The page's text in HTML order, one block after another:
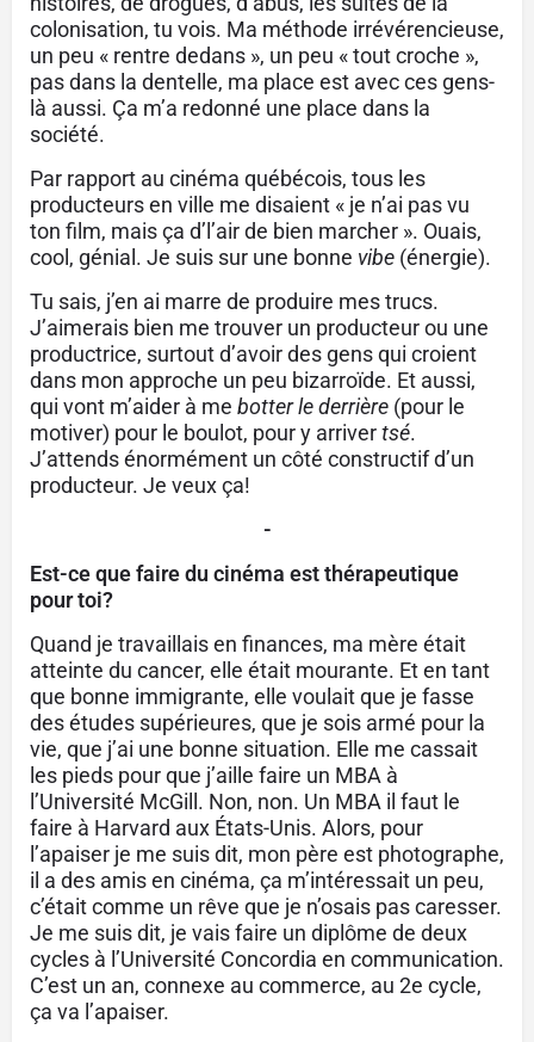
colonisation, tu vois. Ma méthode irrévérencieuse,
un peu « rentre dedans », un peu « tout croche »,
pas dans la dentelle, ma place est avec ces gens-
là aussi. Ça m’a redonné une place dans la
société.
Par rapport au cinéma québécois, tous les
producteurs en ville me disaient « je n’ai pas vu
ton film, mais ça d’l’air de bien marcher ». Ouais,
cool, génial. Je suis sur une bonne vibe (énergie).
Tu sais, j’en ai marre de produire mes trucs.
J’aimerais bien me trouver un producteur ou une
productrice, surtout d’avoir des gens qui croient
dans mon approche un peu bizarroïde. Et aussi,
qui vont m’aider à me botter le derrière (pour le
motiver) pour le boulot, pour y arrivertsé.
J’attends énormément un côté constructif d’un
producteur. Je veux ça!
-
Est-ce que faire du cinéma est thérapeutique
pour toi?
Quand je travaillais en finances, ma mère était
atteinte du cancer, elle était mourante. Et en tant
que bonne immigrante, elle voulait que je fasse
des études supérieures, que je sois armé pour la
vie, que j’ai une bonne situation. Elle me cassait
les pieds pour que j’aille faire un MBA à
l’Université McGill. Non, non. Un MBA il faut le
faire à Harvard aux États-Unis. Alors, pour
l’apaiser je me suis dit, mon père est photographe,
il a des amis en cinéma, ça m’intéressait un peu,
c’était comme un rêve que je n’osais pas caresser.
Je me suis dit, je vais faire un diplôme de deux
cycles à l’Université Concordia en communication.
C’est un an, connexe au commerce, au 2e cycle,
ça va l’apaiser.